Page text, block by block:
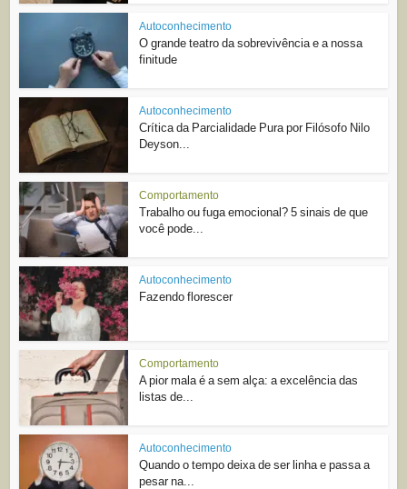
Autoconhecimento
O grande teatro da sobrevivência e a nossa
finitude
Autoconhecimento
Crítica da Parcialidade Pura por Filósofo Nilo
Deyson...
Comportamento
Trabalho ou fuga emocional? 5 sinais de que
você pode...
Autoconhecimento
Fazendo florescer
Comportamento
A pior mala é a sem alça: a excelência das
listas de...
Autoconhecimento
Quando o tempo deixa de ser linha e passa a
pesar na...